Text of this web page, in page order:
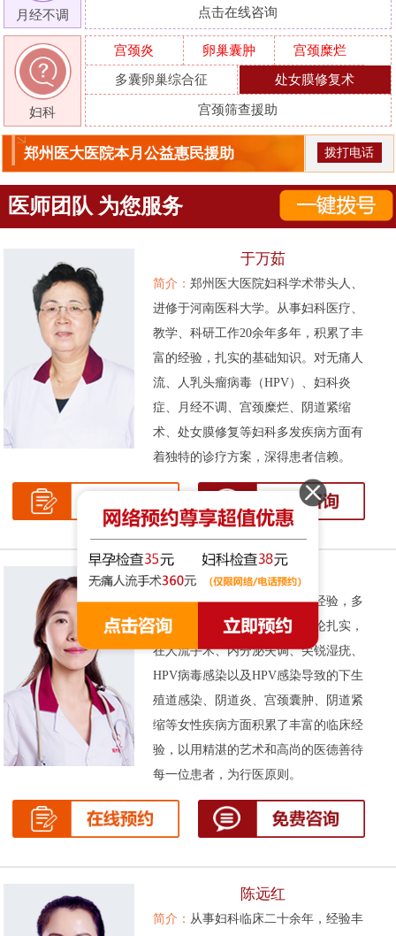
月经不调 点击在线咨询
妇科
宫颈炎 卵巢囊肿
宫颈糜烂
多囊卵巢综合征
处女膜修复术
宫颈筛查援助
郑州医大医院本月公益惠民援助 拨打电话
医师团队 为您服务
于万茹
简介： 郑州医大医院妇科学术带头人、
进修于河南医科大学。从事妇科医疗、
教学、科研工作20余年多年，积累了丰
富的经验，扎实的基础知识。对无痛人
流、人乳头瘤病毒（HPV）、妇科炎
症、月经不调、宫颈糜烂、阴道紧缩
术、处女膜修复等妇科多发疾病方面有
着独特的诊疗方案，深得患者信赖。
张伟侠
简介：拥有十余年的妇科临床经验，多
次被评为先进工作者。基础理论扎实，
在人流手术、内分泌失调、尖锐湿疣、
HPV病毒感染以及HPV感染导致的下生
殖道感染、阴道炎、宫颈囊肿、阴道紧
缩等女性疾病方面积累了丰富的临床经
验，以用精湛的艺术和高尚的医德善待
每一位患者，为行医原则。
陈远红
简介： 从事妇科临床二十余年，经验丰